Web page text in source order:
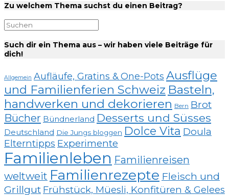
Zu welchem Thema suchst du einen Beitrag?
Such dir ein Thema aus – wir haben viele Beiträge für
dich!
Allgemein Aufläufe, Gratins & One-Pots Ausflüge
und Familienferien Schweiz Basteln,
handwerken und dekorieren Bern Brot
Bücher Bündnerland Desserts und Süsses
Deutschland Die Jungs bloggen Dolce Vita Doula
Elterntipps Experimente
Familienleben Familienreisen
weltweit Familienrezepte Fleisch und
Grillgut Frühstück, Müesli, Konfitüren & Gelees